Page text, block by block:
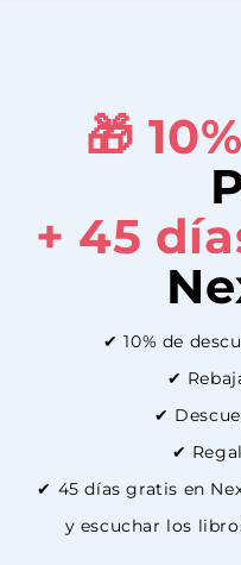
🎁 10%
+ 45
✔ 10% de
✔
✔
✔
✔ 45 días gratis en
y escuchar los